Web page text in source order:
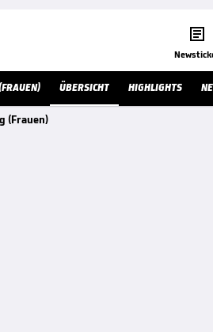

ÜBERSICHT HIGHLIGHTS
(Frauen)